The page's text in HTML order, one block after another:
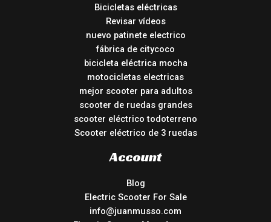
Bicicletas eléctricas
Revisar vídeos
nuevo patinete electrico
fábrica de citycoco
bicicleta eléctrica mocha
motocicletas electricas
mejor scooter para adultos
scooter de ruedas grandes
scooter eléctrico todoterreno
Scooter eléctrico de 3 ruedas
Account
Blog
Electric Scooter For Sale
info@juanmusso.com